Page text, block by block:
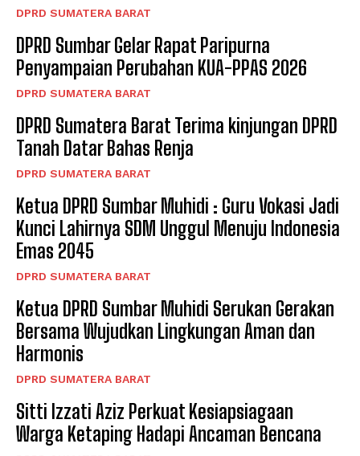
DPRD SUMATERA BARAT
DPRD Sumbar Gelar Rapat Paripurna
Penyampaian Perubahan KUA-PPAS 2026
DPRD SUMATERA BARAT
DPRD Sumatera Barat Terima kinjungan DPRD
Tanah Datar Bahas Renja
DPRD SUMATERA BARAT
Ketua DPRD Sumbar Muhidi : Guru Vokasi Jadi
Kunci Lahirnya SDM Unggul Menuju Indonesia
Emas 2045
DPRD SUMATERA BARAT
Ketua DPRD Sumbar Muhidi Serukan Gerakan
Bersama Wujudkan Lingkungan Aman dan
Harmonis
DPRD SUMATERA BARAT
Sitti Izzati Aziz Perkuat Kesiapsiagaan
Warga Ketaping Hadapi Ancaman Bencana